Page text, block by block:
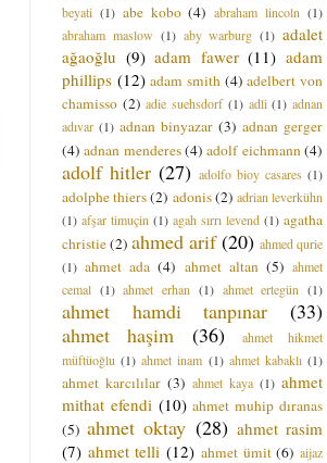
beyati (1) abe kobo (4) abraham lincoln (1)
abraham maslow (1) aby warburg (1) adalet
ağaoğlu (9) adam fawer (11) adam
phillips (12) adam smith (4) adelbert von
chamisso (2) adie suehsdorf (1) adli (1) adnan
adıvar (1) adnan binyazar (3) adnan gerger
(4) adnan menderes(4) adolf eichmann (4)
adolf hitler (27) adolfo bioy casares (1)
adolphe thiers(2) adonis(2) adrian leverkühn
(1) afşar timuçin (1) agah sırrı levend (1) agatha
christie(2) ahmed arif (20) ahmed qurie
(1) ahmet ada (4) ahmet altan (5) ahmet
cemal (1) ahmet erhan (1) ahmet ertegün (1)
ahmet hamdi tanpınar
(33)
ahmet haşim
(36)
ahmet hikmet
müftüoğlu (1) ahmet inam (1) ahmet kabaklı (1)
ahmet karcılılar (3) ahmet kaya (1) ahmet
mithat efendi (10) ahmet muhip dıranas
(5) ahmet oktay (28) ahmet rasim
(7) ahmet telli (12) ahmet ümit (6) aijaz